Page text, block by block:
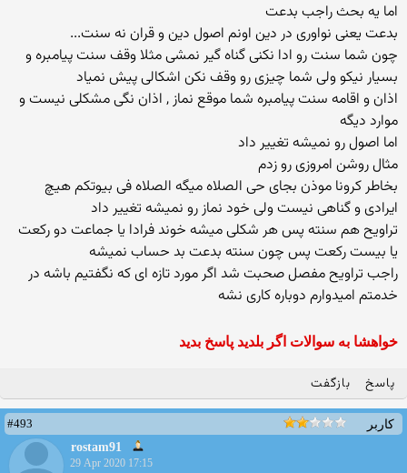
اما یه بحث راجب بدعت
بدعت یعنی نواوری در دین اونم اصول دین و قران نه سنت...
چون شما سنت رو ادا نکنی گناه گیر نمشی مثلا وقف سنت پیامبره و
بسیار نیکو ولی شما چیزی رو وقف نکن اشکالی پیش نمیاد
اذان و اقامه سنت پیامبره شما موقع نماز , اذان نگی مشکلی نیست و
موارد دیگه
اما اصول رو نمیشه تغییر داد
مثال روشن امروزی رو زدم
بخاطر کرونا موذن بجای حی الصلاه میگه الصلاه فی بیوتکم هیچ
ایرادی و گناهی نیست ولی خود نماز رو نمیشه تغییر داد
تراویح هم سنته پس هر شکلی میشه خوند فرادا یا جماعت دو رکعت
یا بیست رکعت پس چون سنته بدعت بد حساب نمیشه
راجب تراویح مفصل صحبت شد اگر مورد تازه ای که نگفتیم باشه در
خدمتم امیدوارم دوباره کاری نشه
خواهشا به سوالات اگر بلدید پاسخ بدید
پاسخ بازگفت
کاربر
#493
rostam91
29 Apr 2020 17:15